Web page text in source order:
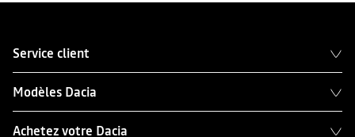
Service client
Modèles Dacia
Achetez votre Dacia